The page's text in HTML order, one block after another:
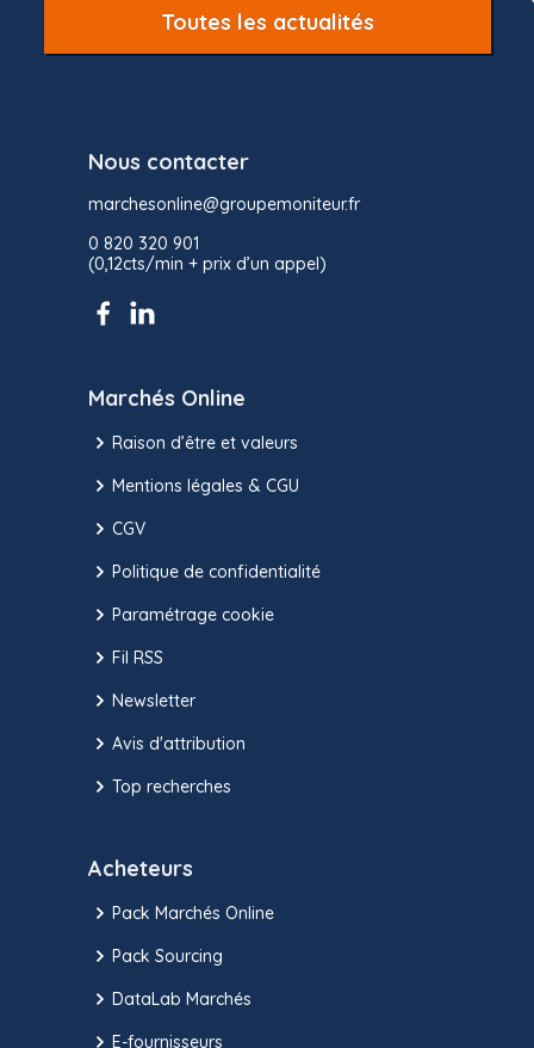
Toutes les actualités
Nous contacter
marchesonline@groupemoniteur.fr
0 820 320 901
(0,12cts/min + prix d’un appel)
Marchés Online
Raison d’être et valeurs
Mentions légales & CGU
CGV
Politique de confidentialité
Paramétrage cookie
Fil RSS
Newsletter
Avis d'attribution
Top recherches
Acheteurs
Pack Marchés Online
Pack Sourcing
DataLab Marchés
E-fournisseurs